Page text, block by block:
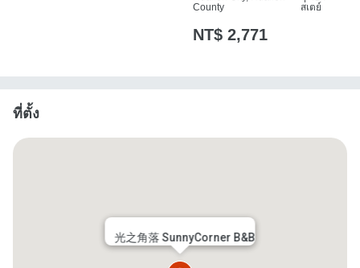
County
สเตย์
NT$ 2,771
ที่ตั้ง
光之角落 SunnyCorner B&B